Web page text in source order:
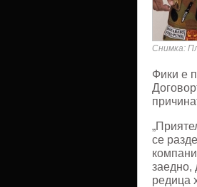
Снимка:
Фики е
се
заедно,
редица